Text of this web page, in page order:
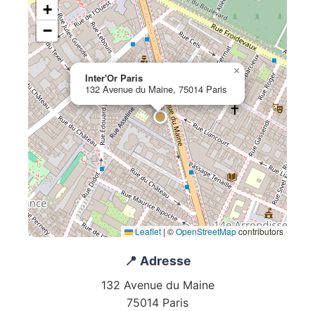
Inter'Or Paris
132 Avenue du Maine, 75014 Paris
×
+
−
Leaflet | ©OpenStreetMapcontributors
📍 Adresse
132 Avenue du Maine
75014 Paris